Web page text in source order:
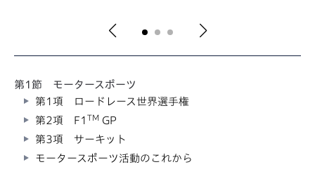
第1節 モータースポーツ
第1項 ロードレース世界選手権
第2項 F1 TM GP
第3項 サーキット
モータースポーツ活動のこれから